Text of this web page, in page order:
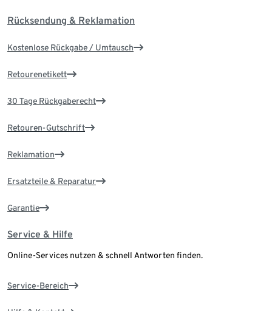
Rücksendung & Reklamation
Kostenlose Rückgabe / Umtausch
Retourenetikett
30 Tage Rückgaberecht
Retouren-Gutschrift
Reklamation
Ersatzteile & Reparatur
Garantie
Service & Hilfe
Online-Services nutzen & schnell Antworten finden.
Service-Bereich